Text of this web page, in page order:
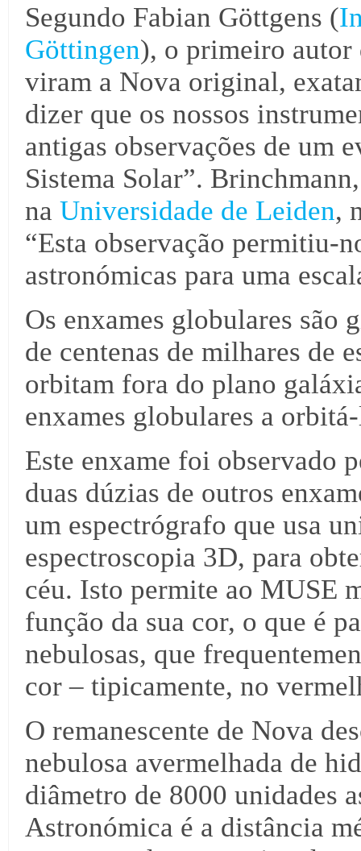
Segundo Fabian Göttgens (
Göttingen), o primeiro autor
viram a Nova original,
dizer que os nossos
antigas observações de um
Sistema Solar”.
na Universidade de Leiden,
“Esta observação permitiu-
astronómicas para uma
Os enxames globulares são
de centenas de milhares de
orbitam fora do plano
enxames globulares a
Este enxame foi observado
duas dúzias de outros
um espectrógrafo que usa
espectroscopia 3D, para
céu. Isto permite ao MUSE
função da sua cor, o que é
nebulosas, que
cor – tipicamente, no
O remanescente de Nova
nebulosa avermelhada de
diâmetro de 8000 unidades
Astronómica é a distância